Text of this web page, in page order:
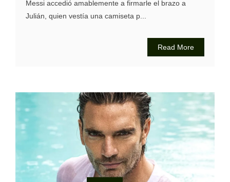
Messi accedió amablemente a firmarle el brazo a
Julián, quien vestía una camiseta p...
Read More